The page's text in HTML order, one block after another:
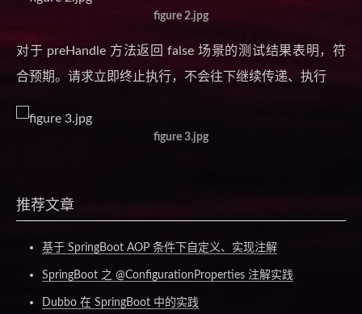
figure 2.jpg
对于 preHandle 方法返回 false 场景的测试结果表明，符
合预期。请求立即终止执行，不会往下继续传递、执行
figure 3.jpg
推荐文章
基于 SpringBoot AOP 条件下自定义、实现注解
SpringBoot 之 @ConfigurationProperties 注解实践
Dubbo 在 SpringBoot 中的实践